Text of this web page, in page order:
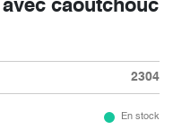
caoutchouc
2304
En stock